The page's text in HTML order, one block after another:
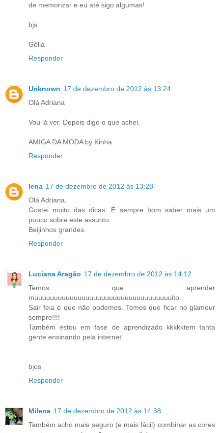
de memorizar e eu até sigo algumas!
bjs
Gélia
Responder
Unknown 17 de dezembro de 2012 às 13:24
Olá Adriana
Vou lá ver. Depois digo o que achei.
AMIGA DA MODA by Kinha
Responder
lena 17 de dezembro de 2012 às 13:28
Olá Adriana.
Gostei muito das dicas. É sempre bom saber mais um
pouco sobre este assunto.
Beijinhos grandes.
Responder
Luciana Aragão 17 de dezembro de 2012 às 14:12
Temos que aprender
muuuuuuuuuuuuuuuuuuuuuuuuuuuuuuuuuuuito.
Sair feia é que não podemos. Temos que ficar no glamour
sempre!!!!
Também estou em fase de aprendizado kkkkktem tanta
gente ensinando pela internet.
bjos
Responder
Milena 17 de dezembro de 2012 às 14:38
Também acho mais seguro (e mais fácil) combinar as cores